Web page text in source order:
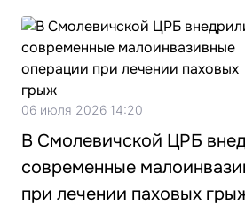
06 июля 2026 14:20
В Смолевичской ЦРБ
современные
при лечении паховых